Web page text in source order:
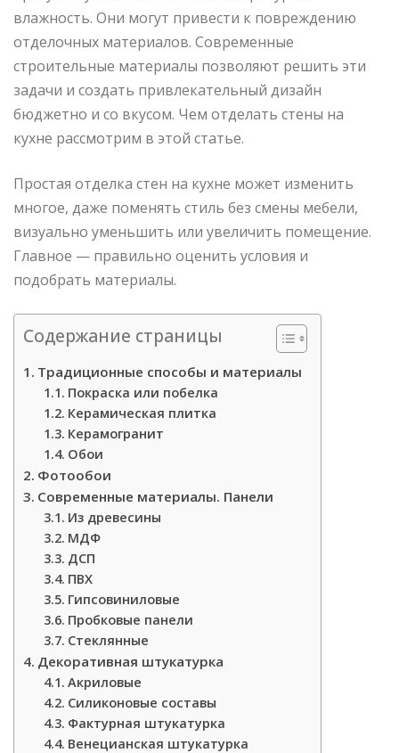
влажность. Они могут привести к повреждению
отделочных материалов. Современные
строительные материалы позволяют решить эти
задачи и создать привлекательный дизайн
бюджетно и со вкусом. Чем отделать стены на
кухне рассмотрим в этой статье.
Простая отделка стен на кухне может изменить
многое, даже поменять стиль без смены мебели,
визуально уменьшить или увеличить помещение.
Главное — правильно оценить условия и
подобрать материалы.
Содержание страницы
Традиционные способы и материалы
Покраска или побелка
Керамическая плитка
Керамогранит
Обои
Фотообои
Современные материалы. Панели
Из древесины
МДФ
ДСП
ПВХ
Гипсовиниловые
Пробковые панели
Стеклянные
Декоративная штукатурка
Акриловые
Силиконовые составы
Фактурная штукатурка
Венецианская штукатурка